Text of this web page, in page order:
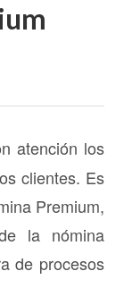
atención los
clientes. Es
Premium,
la nómina
de procesos